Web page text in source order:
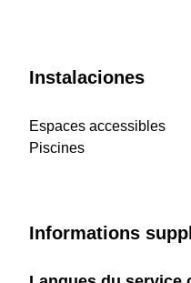
Instalaciones
Espaces accessibles
Piscines
Informations